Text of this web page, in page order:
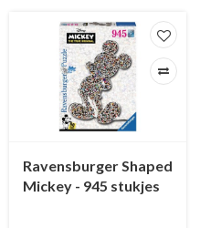
Ravensburger Shaped
Mickey - 945 stukjes